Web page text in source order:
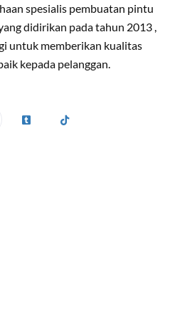
spesialis pembuatan pintu
didirikan pada tahun 2013 ,
untuk memberikan kualitas
kepada pelanggan.